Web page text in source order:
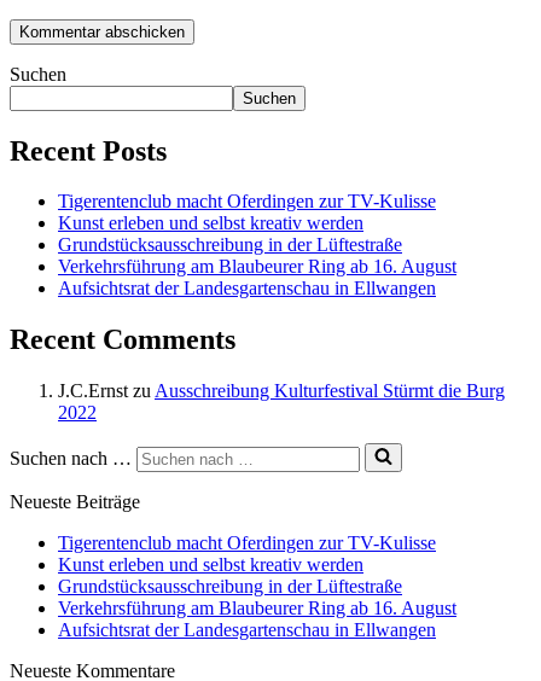
Suchen
Suchen
Recent Posts
Tigerentenclub macht Oferdingen zur TV-Kulisse
Kunst erleben und selbst kreativ werden
Grundstücksausschreibung in der Lüftestraße
Verkehrsführung am Blaubeurer Ring ab 16. August
Aufsichtsrat der Landesgartenschau in Ellwangen
Recent Comments
J.C.Ernst zu Ausschreibung Kulturfestival Stürmt die Burg
2022
Suchen nach …
Neueste Beiträge
Tigerentenclub macht Oferdingen zur TV-Kulisse
Kunst erleben und selbst kreativ werden
Grundstücksausschreibung in der Lüftestraße
Verkehrsführung am Blaubeurer Ring ab 16. August
Aufsichtsrat der Landesgartenschau in Ellwangen
Neueste Kommentare